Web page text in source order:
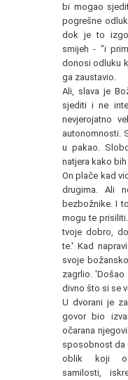
bi mogao
pogrešne
dok je to
smijeh - "i
donosi odluku
ga zaustavio.
Ali, slava je
sjediti i ne
nevjerojatno
autonomnosti.
u pakao.
natjera kako bih
On plače kad
drugima. Ali
bezbožnike. I
mogu te
tvoje dobro,
te.' Kad
svoje
zagrlio. 'Došao
divno što si se
U dvorani je
govor bio
očarana
sposobnost da
oblik koji
samilosti,